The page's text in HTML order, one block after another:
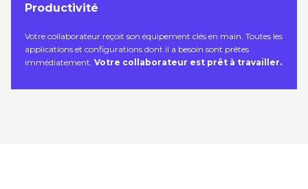
Productivité
Votre collaborateur reçoit son équipement clés en main. Toutes les
applications et configurations dont il a besoin sont prêtes
immédiatement. Votre collaborateur est prêt à travailler.